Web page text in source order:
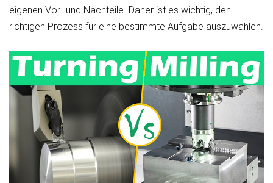
eigenen Vor- und Nachteile. Daher ist es wichtig, den
richtigen Prozess für eine bestimmte Aufgabe auszuwählen.